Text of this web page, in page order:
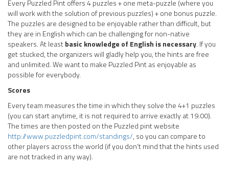
Every Puzzled Pint offers 4 puzzles + one meta-puzzle (where you
will work with the solution of previous puzzles) + one bonus puzzle.
The puzzles are designed to be enjoyable rather than difficult, but
they are in English which can be challenging for non-native
speakers. At leastbasic knowledge of English is necessary. If you
get stucked, the organizers will gladly help you, the hints are free
and unlimited. We want to make Puzzled Pint as enjoyable as
possible for everybody.
Scores
Every team measures the time in which they solve the 4+1 puzzles
(you can start anytime, it is not required to arrive exactly at 19.00).
The times are then posted on the Puzzled pint website
http://www.puzzledpint.com/standings/, so you can compare to
other players across the world (if you don’t mind that the hints used
are not tracked in any way).